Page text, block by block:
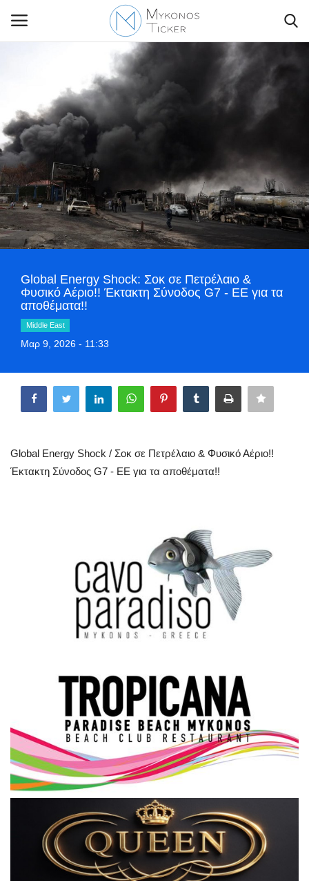
Contact Us
Politique
Business
Travel
World
Style Adorés
Greece
Arts & Culture
Science & Tech
Aegean Islands
Σεβασμιώτατος Δωρόθεος Β’
Cost Of Living Crisis
Opinion + Analysis
L’Art des Sens
All News
Global Energy Shock: Σοκ σε Πετρέλαιο &
Φυσικό Αέριο!! Έκτακτη Σύνοδος G7 - ΕΕ για τα
αποθέματα!!
Middle East
Μαρ 9, 2026 - 11:33
Global Energy Shock / Σοκ σε Πετρέλαιο & Φυσικό Αέριο!!
Έκτακτη Σύνοδος G7 - ΕΕ για τα αποθέματα!!